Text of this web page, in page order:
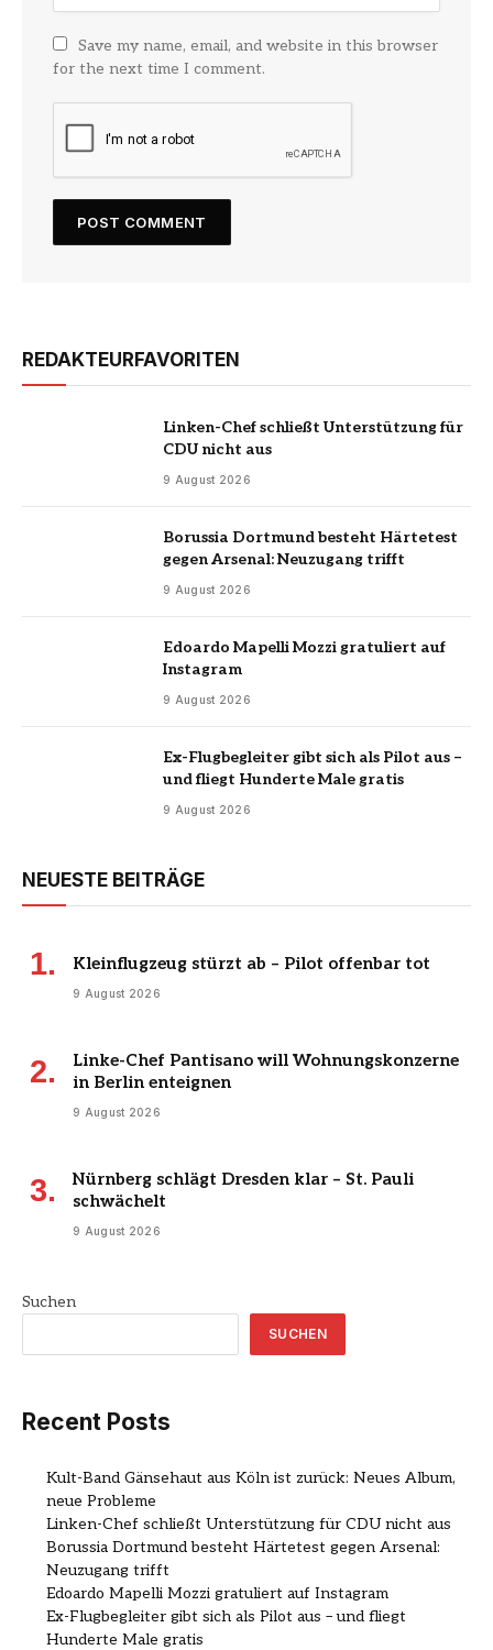
Save my name, email, and website in this browser
for the next time I comment.
REDAKTEURFAVORITEN
Linken-Chef schließt Unterstützung für
CDU nicht aus
9 August 2026
Borussia Dortmund besteht Härtetest
gegen Arsenal: Neuzugang trifft
9 August 2026
Edoardo Mapelli Mozzi gratuliert auf
Instagram
9 August 2026
Ex-Flugbegleiter gibt sich als Pilot aus –
und fliegt Hunderte Male gratis
9 August 2026
NEUESTE BEITRÄGE
Kleinflugzeug stürzt ab – Pilot offenbar tot
9 August 2026
Linke-Chef Pantisano will Wohnungskonzerne
in Berlin enteignen
9 August 2026
Nürnberg schlägt Dresden klar – St. Pauli
schwächelt
9 August 2026
Suchen
SUCHEN
Recent Posts
Kult-Band Gänsehaut aus Köln ist zurück: Neues Album,
neue Probleme
Linken-Chef schließt Unterstützung für CDU nicht aus
Borussia Dortmund besteht Härtetest gegen Arsenal:
Neuzugang trifft
Edoardo Mapelli Mozzi gratuliert auf Instagram
Ex-Flugbegleiter gibt sich als Pilot aus – und fliegt
Hunderte Male gratis